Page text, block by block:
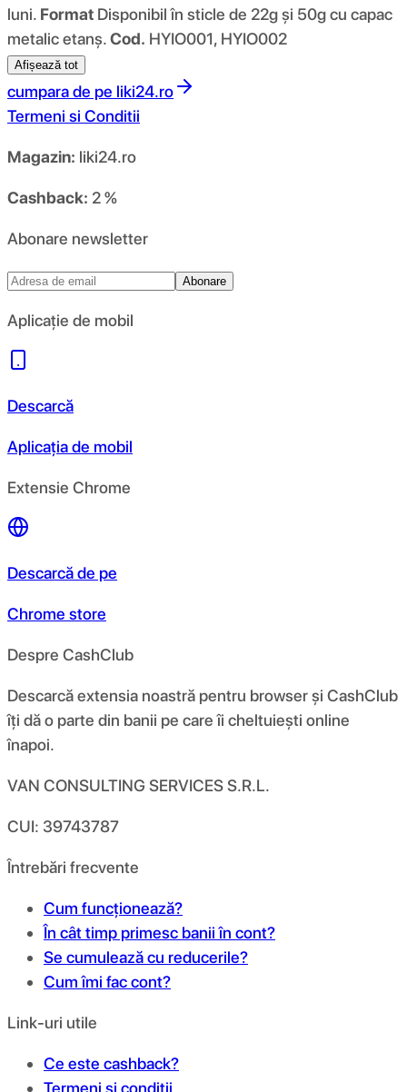
luni. Format Disponibil în sticle de 22g și 50g cu capac
metalic etanș.Cod. HYIO001, HYIO002
Afișează tot
cumpara de pe liki24.ro
Termeni si Conditii
Magazin: liki24.ro
Cashback: 2 %
Abonare newsletter
Abonare
Aplicație de mobil
Descarcă
Aplicația de mobil
Extensie Chrome
Descarcă de pe
Chrome store
Despre CashClub
Descarcă extensia noastră pentru browser și CashClub
îți dă o parte din banii pe care îi cheltuiești online
înapoi.
VAN CONSULTING SERVICES S.R.L.
CUI: 39743787
Întrebări frecvente
Cum funcționează?
În cât timp primesc banii în cont?
Se cumulează cu reducerile?
Cum îmi fac cont?
Link-uri utile
Ce este cashback?
Termeni și condiții